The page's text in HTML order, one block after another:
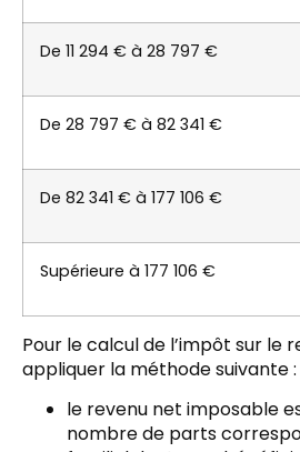
De 11 294 € à 28 797 €
De 28 797 € à 82 341 €
De 82 341 € à 177 106 €
Supérieure à 177 106 €
Pour le calcul de l’impôt sur le
appliquer la méthode suivante :
le revenu net imposable
nombre de parts